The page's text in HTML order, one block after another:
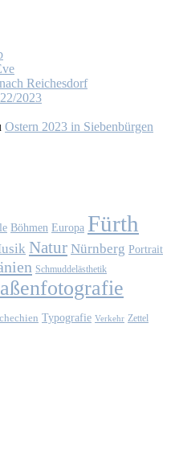
Rei­ches­dorf
2023
Os­tern 2023 in Sie­ben­bür­gen
Böhmen Europa Fürth
Natur Nürnberg Portrait
Schmuddelästhetik
Typografie Verkehr Zettel